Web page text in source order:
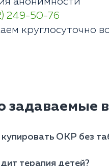
249-50-76
круглосуточно
задаваемые
ОКР без
терапия детей?